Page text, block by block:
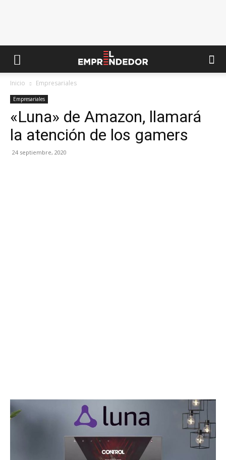
Inicio Empresariales
Empresariales
«Luna» de Amazon, llamará
la atención de los gamers
24 septiembre, 2020